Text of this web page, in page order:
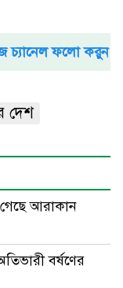
চ্যানেল ফলো করুন
দেশ
আরাকান
বর্ষণের